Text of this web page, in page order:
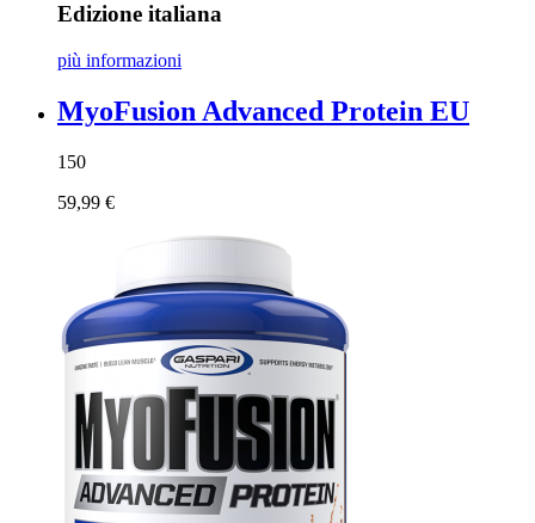
Edizione italiana
più informazioni
MyoFusion Advanced Protein EU
150
59,99 €